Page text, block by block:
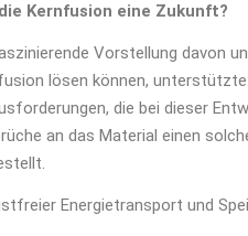
Kernfusion eine Zukunft?
Vorstellung davon
lösen können,
die bei dieser
an das Material einen
Energietransport und